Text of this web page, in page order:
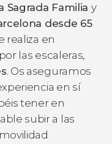
Sagrada Familia y
desde 65
realiza en
las escaleras,
. Os aseguramos
en sí
tener en
subir a las